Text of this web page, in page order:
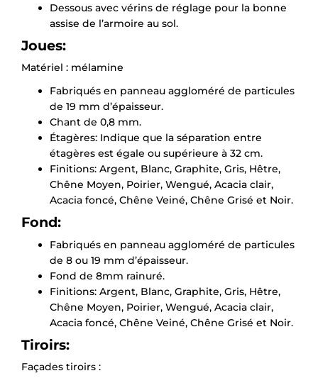
Dessous avec vérins de réglage pour la bonne
assise de l’armoire au sol.
Joues:
Matériel : mélamine
Fabriqués en panneau aggloméré de particules
de 19 mm d’épaisseur.
Chant de 0,8 mm.
Étagères: Indique que la séparation entre
étagères est égale ou supérieure à 32 cm.
Finitions: Argent, Blanc, Graphite, Gris, Hêtre,
Chêne Moyen, Poirier, Wengué, Acacia clair,
Acacia foncé, Chêne Veiné, Chêne Grisé et Noir.
Fond:
Fabriqués en panneau aggloméré de particules
de 8 ou 19 mm d’épaisseur.
Fond de 8mm rainuré.
Finitions: Argent, Blanc, Graphite, Gris, Hêtre,
Chêne Moyen, Poirier, Wengué, Acacia clair,
Acacia foncé, Chêne Veiné, Chêne Grisé et Noir.
Tiroirs:
Façades tiroirs :